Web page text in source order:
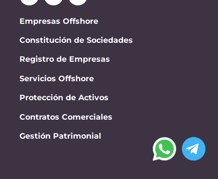
Empresas Offshore
Constitución de Sociedades
Registro de Empresas
Servicios Offshore
Protección de Activos
Contratos Comerciales
Gestión Patrimonial